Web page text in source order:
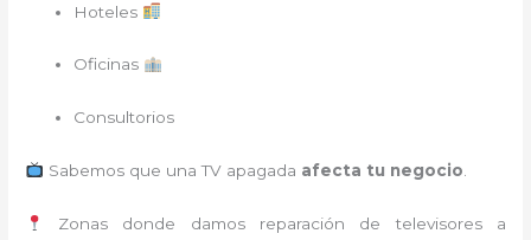
Hoteles
Oficinas
Consultorios
Sabemos que una TV apagada afecta tu negocio
Zonas donde damos reparación de televisores a